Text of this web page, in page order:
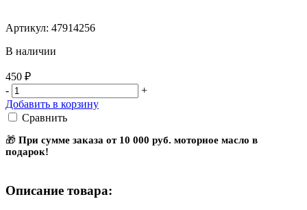
Артикул: 47914256
В наличии
450 ₽
-
+
Добавить в корзину
Сравнить
🎁 При сумме заказа от 10 000 руб. моторное масло в
подарок!
Описание товара: